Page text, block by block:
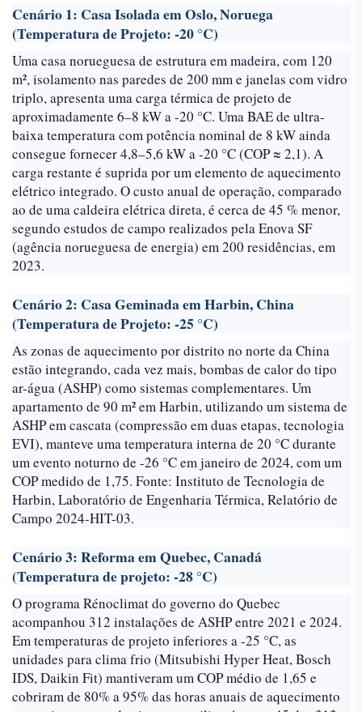
Cenário 1: Casa Isolada em Oslo, Noruega
(Temperatura de Projeto: -20 °C)
Uma casa norueguesa de estrutura em madeira, com 120
m², isolamento nas paredes de 200 mm e janelas com vidro
triplo, apresenta uma carga térmica de projeto de
aproximadamente 6–8 kW a -20 °C. Uma BAE de ultra-
baixa temperatura com potência nominal de 8 kW ainda
consegue fornecer 4,8–5,6 kW a -20 °C (COP ≈ 2,1). A
carga restante é suprida por um elemento de aquecimento
elétrico integrado. O custo anual de operação, comparado
ao de uma caldeira elétrica direta, é cerca de 45 % menor,
segundo estudos de campo realizados pela Enova SF
(agência norueguesa de energia) em 200 residências, em
2023.
Cenário 2: Casa Geminada em Harbin, China
(Temperatura de Projeto: -25 °C)
As zonas de aquecimento por distrito no norte da China
estão integrando, cada vez mais, bombas de calor do tipo
ar-água (ASHP) como sistemas complementares. Um
apartamento de 90 m² em Harbin, utilizando um sistema de
ASHP em cascata (compressão em duas etapas, tecnologia
EVI), manteve uma temperatura interna de 20 °C durante
um evento noturno de -26 °C em janeiro de 2024, com um
COP medido de 1,75. Fonte: Instituto de Tecnologia de
Harbin, Laboratório de Engenharia Térmica, Relatório de
Campo 2024-HIT-03.
Cenário 3: Reforma em Quebec, Canadá
(Temperatura de projeto: -28 °C)
O programa Rénoclimat do governo do Quebec
acompanhou 312 instalações de ASHP entre 2021 e 2024.
Em temperaturas de projeto inferiores a -25 °C, as
unidades para clima frio (Mitsubishi Hyper Heat, Bosch
IDS, Daikin Fit) mantiveram um COP médio de 1,65 e
cobriram de 80% a 95% das horas anuais de aquecimento